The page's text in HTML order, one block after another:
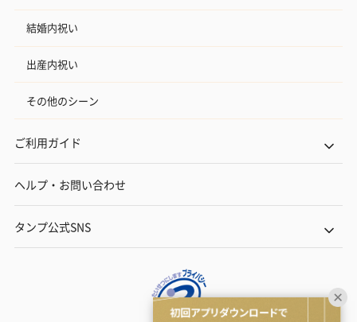
結婚内祝い
出産内祝い
その他のシーン
ご利用ガイド
ヘルプ・お問い合わせ
タンプ公式SNS